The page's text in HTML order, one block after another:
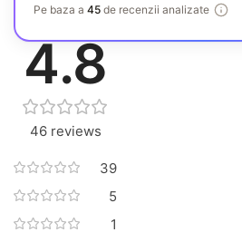
Pe baza a 45 de recenzii analizate
. cum sunt rezumate recenziile?
4.8
46 reviews
39
5
1